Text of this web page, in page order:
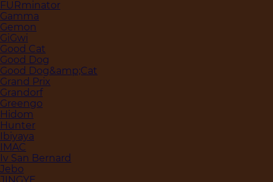
FURminator
Gamma
Gemon
GiGwi
Good Cat
Good Dog
Good Dog&amp;Cat
Grand Prix
Grandorf
Greengo
Hidom
Hunter
Ibiyaya
IMAC
Iv San Bernard
Jebo